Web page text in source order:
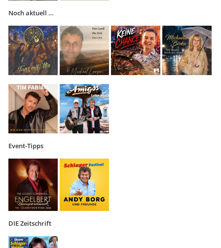
Noch aktuell …
Event-Tipps
DIE Zeitschrift